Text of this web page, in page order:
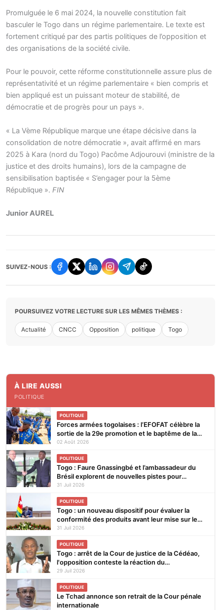
Promulguée le 6 mai 2024, la nouvelle constitution fait
basculer le Togo dans un régime parlementaire. Le texte est
fortement critiqué par des partis politiques de l’opposition et
des organisations de la société civile.
Pour le pouvoir, cette réforme constitutionnelle assure plus de
représentativité et un régime parlementaire « bien compris et
bien appliqué est un puissant moteur de stabilité, de
démocratie et de progrès pour un pays ».
« La Vème République marque une étape décisive dans la
consolidation de notre démocratie », avait affirmé en mars
2025 à Kara (nord du Togo) Pacôme Adjourouvi (ministre de la
justice et des droits humains), lors de la campagne de
sensibilisation baptisée « S’engager pour la 5ème
République ». FIN
Junior AUREL
SUIVEZ-NOUS :
POURSUIVEZ VOTRE LECTURE SUR LES MÊMES THÈMES :
Actualité CNCC Opposition politique Togo
À LIRE AUSSI
POLITIQUE
POLITIQUE
Forces armées togolaises : l’EFOFAT célèbre la
sortie de la 29e promotion et le baptême de la
30e
02 Août 2026
POLITIQUE
Togo : Faure Gnassingbé et l’ambassadeur du
Brésil explorent de nouvelles pistes pour
renforcer la coopération bilatérale
31 Juil 2026
POLITIQUE
Togo : un nouveau dispositif pour évaluer la
conformité des produits avant leur mise sur le
marché
31 Juil 2026
POLITIQUE
Togo : arrêt de la Cour de justice de la Cédéao,
l'opposition conteste la réaction du
gouvernement
29 Juil 2026
POLITIQUE
Le Tchad annonce son retrait de la Cour pénale
internationale